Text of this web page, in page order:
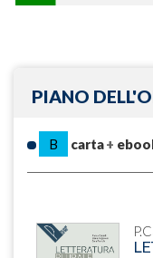
PIANO
B carta